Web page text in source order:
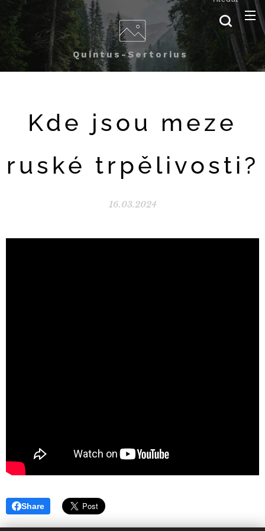
Quintus-Sertorius
Kde jsou meze
ruské trpělivosti?
16.03.2024
Share